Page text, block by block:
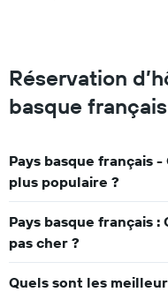
Réservation
basque
Pays basque français
plus populaire ?
Pays basque français
pas cher ?
Quels sont les